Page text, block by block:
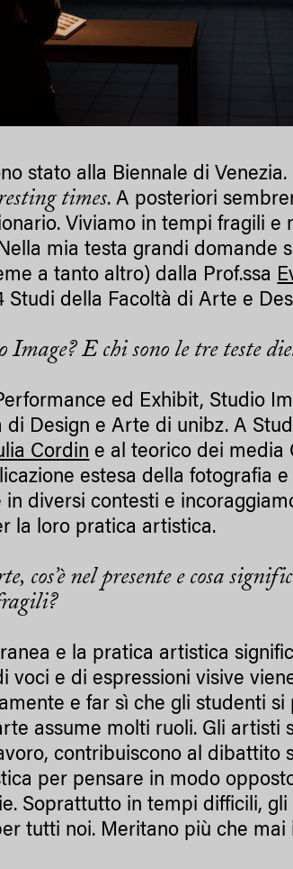
stato alla Biennale di
times. A posteriori
Viviamo in tempi fragili e
mia testa grandi domande
a tanto altro) dalla Prof.ssa
Studi della Facoltà di Arte e
Image? E chi sono le tre teste
ed Exhibit, Studio
di Design e Arte di unibz. A
Cordin e al teorico dei media
estesa della fotografia
in diversi contesti e
la loro pratica artistica.
cos’è nel presente e cosa
e la pratica artistica
voci e di espressioni visive
e far sì che gli studenti
assume molti ruoli. Gli
contribuiscono al dibattito
per pensare in modo
Soprattutto in tempi difficili,
tutti noi. Meritano più che